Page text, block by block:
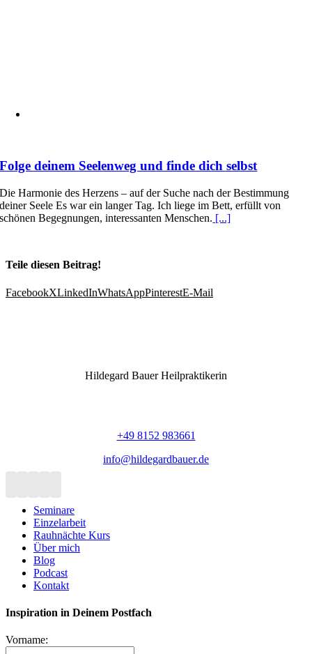
Folge deinem Seelenweg und finde dich selbst
Die Harmonie des Herzens – auf der Suche nach der Bestimmung
deiner Seele Es war ein langer Tag. Ich liege im Bett, erfüllt von
schönen Begegnungen, interessanten Menschen. [...]
Teile diesen Beitrag!
FacebookXLinkedInWhatsAppPinterestE-Mail
Hildegard Bauer Heilpraktikerin
+49 8152 983661
info@hildegardbauer.de
Seminare
Einzelarbeit
Rauhnächte Kurs
Über mich
Blog
Podcast
Kontakt
Inspiration in Deinem Postfach
Vorname: